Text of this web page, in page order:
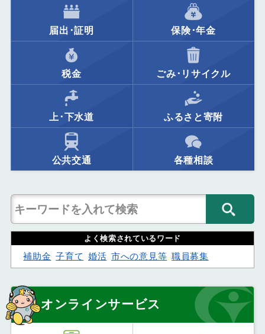
届出･証明 保険･年金
税金 ごみ･リサイクル
上･下水道 ふるさと寄附
公共交通 各種相談
よく検索されているワード
補助金 子育て 婚活 市への意見等 職員募集
オンラインサービス